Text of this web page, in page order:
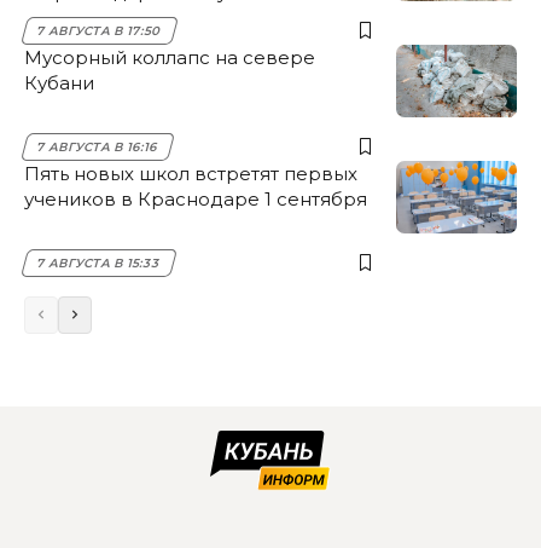
7 АВГУСТА В 17:50
Мусорный коллапс на севере
Кубани
7 АВГУСТА В 16:16
Пять новых школ встретят первых
учеников в Краснодаре 1 сентября
7 АВГУСТА В 15:33